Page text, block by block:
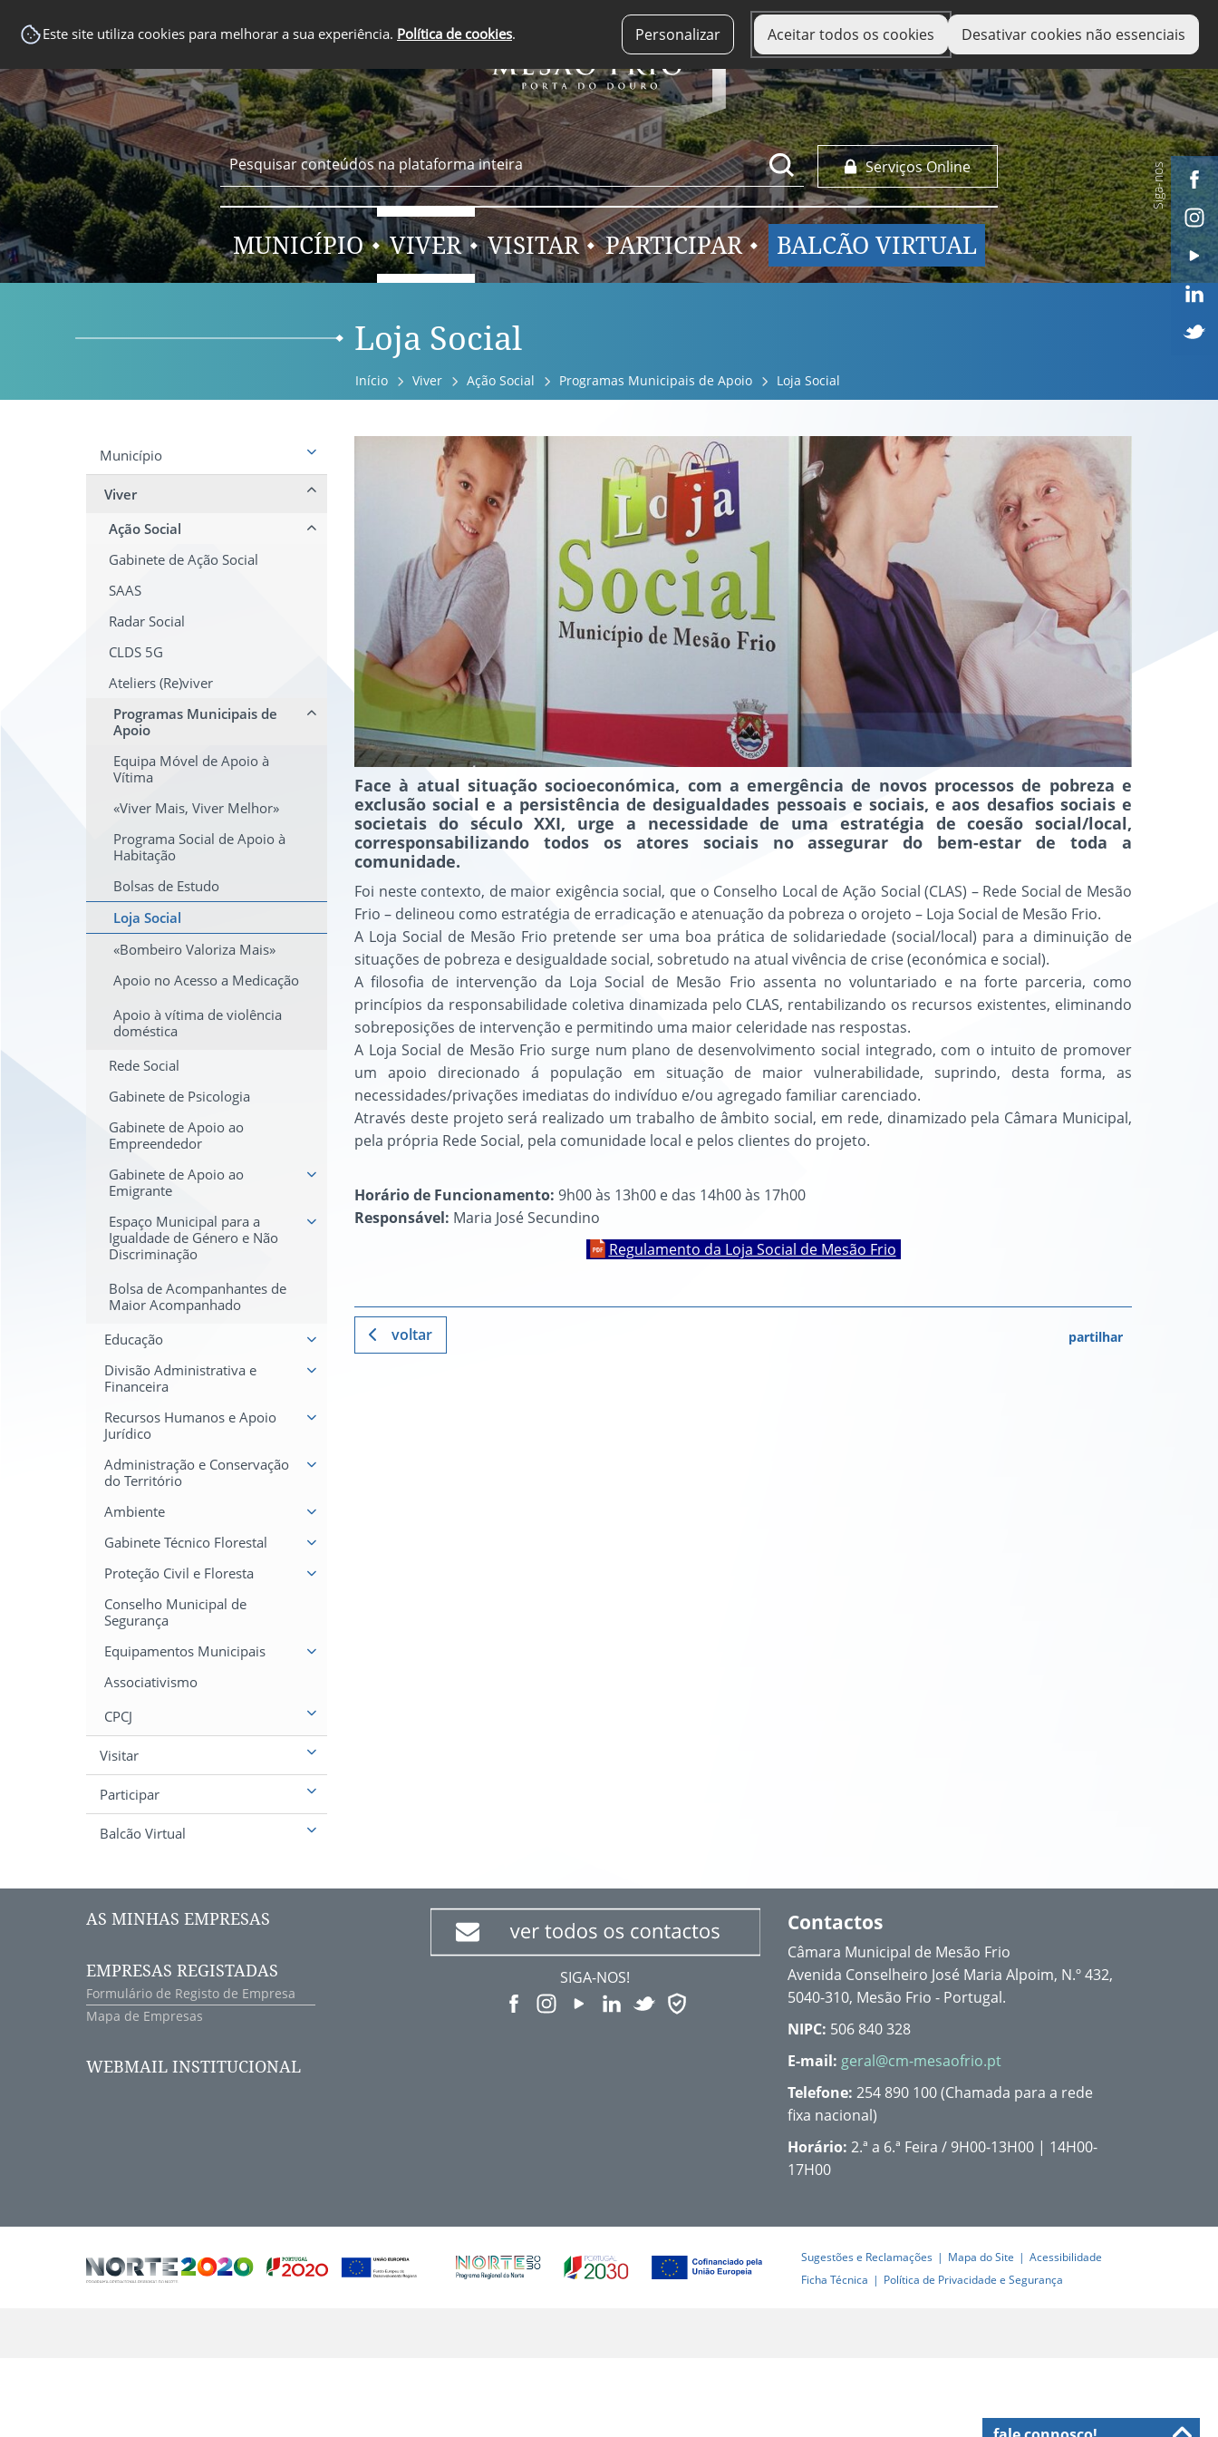
Este site utiliza cookies para melhorar a sua experiência. Política de cookies. Personalizar Aceitar todos os cookies Desativar cookies não essenciais
Serviços Online
MUNICÍPIO VIVER VISITAR PARTICIPAR BALCÃO VIRTUAL
Siga-nos
Loja Social
Início Viver Ação Social Programas Municipais de Apoio Loja Social
Município
Viver
Ação Social
Gabinete de Ação Social
SAAS
Radar Social
CLDS 5G
Ateliers (Re)viver
Programas Municipais de
Apoio
Equipa Móvel de Apoio à
Vítima
«Viver Mais, Viver Melhor»
Programa Social de Apoio à
Habitação
Bolsas de Estudo
Loja Social
«Bombeiro Valoriza Mais»
Apoio no Acesso a Medicação
Apoio à vítima de violência
doméstica
Rede Social
Gabinete de Psicologia
Gabinete de Apoio ao
Empreendedor
Gabinete de Apoio ao
Emigrante
Espaço Municipal para a
Igualdade de Género e Não
Discriminação
Bolsa de Acompanhantes de
Maior Acompanhado
Educação
Divisão Administrativa e
Financeira
Recursos Humanos e Apoio
Jurídico
Administração e Conservação
do Território
Ambiente
Gabinete Técnico Florestal
Proteção Civil e Floresta
Conselho Municipal de
Segurança
Equipamentos Municipais
Associativismo
CPCJ
Visitar
Participar
Balcão Virtual
Face à atual situação socioeconómica, com a emergência de novos processos de pobreza e
exclusão social e a persistência de desigualdades pessoais e sociais, e aos desafios sociais e
societais do século XXI, urge a necessidade de uma estratégia de coesão social/local,
corresponsabilizando todos os atores sociais no assegurar do bem-estar de toda a
comunidade.
Foi neste contexto, de maior exigência social, que o Conselho Local de Ação Social (CLAS) – Rede Social de Mesão
Frio – delineou como estratégia de erradicação e atenuação da pobreza o orojeto – Loja Social de Mesão Frio.
A Loja Social de Mesão Frio pretende ser uma boa prática de solidariedade (social/local) para a diminuição de
situações de pobreza e desigualdade social, sobretudo na atual vivência de crise (económica e social).
A filosofia de intervenção da Loja Social de Mesão Frio assenta no voluntariado e na forte parceria, como
princípios da responsabilidade coletiva dinamizada pelo CLAS, rentabilizando os recursos existentes, eliminando
sobreposições de intervenção e permitindo uma maior celeridade nas respostas.
A Loja Social de Mesão Frio surge num plano de desenvolvimento social integrado, com o intuito de promover
um apoio direcionado á população em situação de maior vulnerabilidade, suprindo, desta forma, as
necessidades/privações imediatas do indivíduo e/ou agregado familiar carenciado.
Através deste projeto será realizado um trabalho de âmbito social, em rede, dinamizado pela Câmara Municipal,
pela própria Rede Social, pela comunidade local e pelos clientes do projeto.
Horário de Funcionamento: 9h00 às 13h00 e das 14h00 às 17h00
Responsável: Maria José Secundino
Regulamento da Loja Social de Mesão Frio
voltar partilhar
AS MINHAS EMPRESAS
EMPRESAS REGISTADAS
Formulário de Registo de Empresa
Mapa de Empresas
WEBMAIL INSTITUCIONAL
SIGA-NOS!
Contactos
Câmara Municipal de Mesão Frio
Avenida Conselheiro José Maria Alpoim, N.º 432,
5040-310, Mesão Frio - Portugal.
NIPC: 506 840 328
E-mail: geral@cm-mesaofrio.pt
Telefone: 254 890 100 (Chamada para a rede
fixa nacional)
Horário:2.ª a 6.ª Feira / 9H00-13H00 | 14H00-
17H00
Sugestões e Reclamações Mapa do Site
Acessibilidade
Ficha Técnica
Política de Privacidade e Segurança